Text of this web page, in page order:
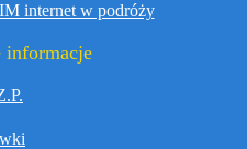
internet w podróży
informacje